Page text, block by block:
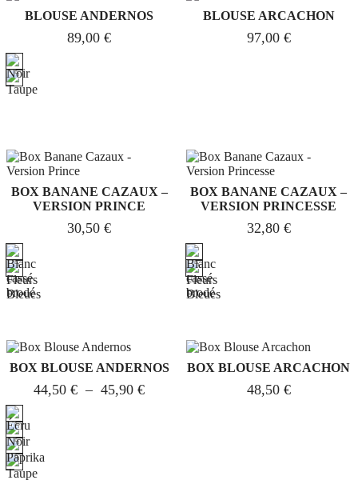
BLOUSE ANDERNOS
89,00€
BLOUSE ARCACHON
97,00 €
BOX BANANE CAZAUX –
VERSION PRINCE
30,50€
BOX BANANE CAZAUX –
VERSION PRINCESSE
32,80 €
BOX BLOUSE ANDERNOS
44,50€ – 45,90€
BOX BLOUSE ARCACHON
48,50 €